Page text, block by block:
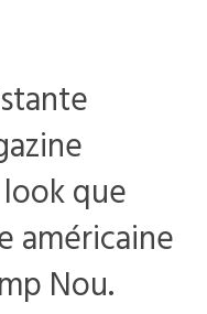
que
américaine
Nou.